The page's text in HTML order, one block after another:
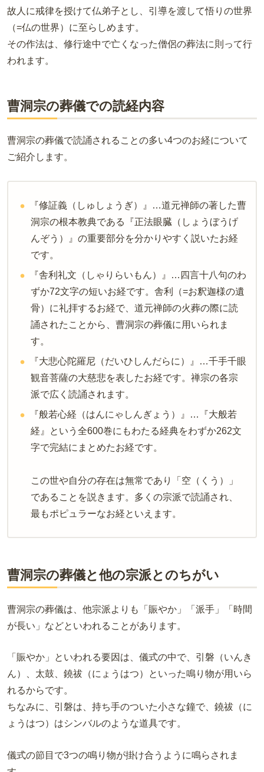
故人に戒律を授けて仏弟子とし、引導を渡して悟りの世界
（=仏の世界）に至らしめます。
その作法は、修行途中で亡くなった僧侶の葬法に則って行
われます。
曹洞宗の葬儀での読経内容
曹洞宗の葬儀で読誦されることの多い4つのお経について
ご紹介します。
『修証義（しゅしょうぎ）』…道元禅師の著した曹
洞宗の根本教典である『正法眼臓（しょうぼうげ
んぞう）』の重要部分を分かりやすく説いたお経
です。
『舎利礼文（しゃりらいもん）』…四言十八句のわ
ずか72文字の短いお経です。舎利（=お釈迦様の遺
骨）に礼拝するお経で、道元禅師の火葬の際に読
誦されたことから、曹洞宗の葬儀に用いられま
す。
『大悲心陀羅尼（だいひしんだらに）』…千手千眼
観音菩薩の大慈悲を表したお経です。禅宗の各宗
派で広く読誦されます。
『般若心経（はんにゃしんぎょう）』…『大般若
経』という全600巻にもわたる経典をわずか262文
字で完結にまとめたお経です。
この世や自分の存在は無常であり「空（くう）」
であることを説きます。多くの宗派で読誦され、
最もポピュラーなお経といえます。
曹洞宗の葬儀と他の宗派とのちがい
曹洞宗の葬儀は、他宗派よりも「賑やか」「派手」「時間
が長い」などといわれることがあります。
「賑やか」といわれる要因は、儀式の中で、引磐（いんき
ん）、太鼓、鐃祓（にょうはつ）といった鳴り物が用いら
れるからです。
ちなみに、引磐は、持ち手のついた小さな鐘で、鐃祓（に
ょうはつ）はシンバルのような道具です。
儀式の節目で3つの鳴り物が掛け合うように鳴らされま